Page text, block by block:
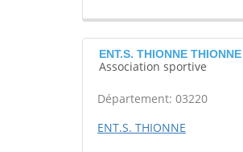
ENT.S. THIONNE THIONNE
Association sportive
Département: 03220
ENT.S. THIONNE